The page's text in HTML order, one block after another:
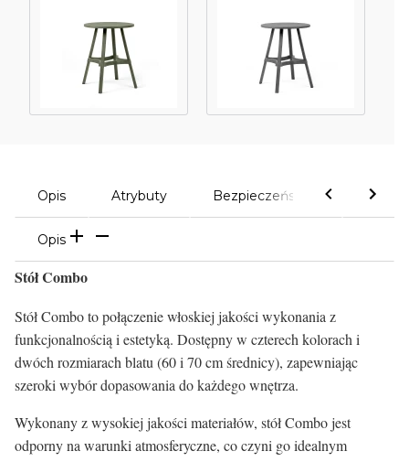
Opis Atrybuty Bezpieczeństwo
Opis
Stół Combo
Stół Combo to połączenie włoskiej jakości wykonania z
funkcjonalnością i estetyką. Dostępny w czterech kolorach i
dwóch rozmiarach blatu (60 i 70 cm średnicy), zapewniając
szeroki wybór dopasowania do każdego wnętrza.
Wykonany z wysokiej jakości materiałów, stół Combo jest
odporny na warunki atmosferyczne, co czyni go idealnym